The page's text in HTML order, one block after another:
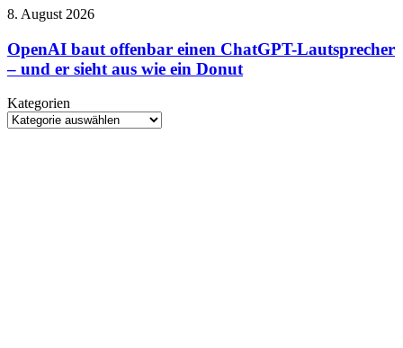
Edwards
beim
Rebirth-
aus
OpenAI
offenbar
einen
ChatGPT-
–
und
8. August 2026
OpenAI baut offenbar einen ChatGPT-Lautsprecher
– und er sieht aus wie ein Donut
Kategorien
Kategorien